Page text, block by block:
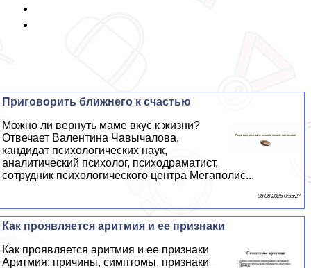
Приговорить ближнего к счастью
Можно ли вернуть маме вкус к жизни?
Отвечает Валентина Чавычалова,
кандидат психологических наук,
аналитический психолог, психодраматист,
сотрудник психологического центра Мегаполис...
08 08 2026 0:55:27
Как проявляется аритмия и ее признаки
Как проявляется аритмия и ее признаки
Аритмия: причины, симптомы, признаки